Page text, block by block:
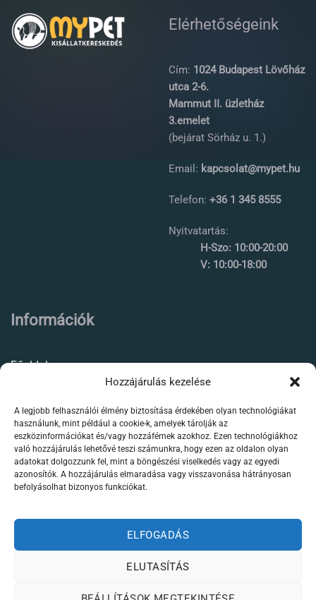
Hozzájárulás kezelése
A legjobb felhasználói élmény biztosítása érdekében olyan technológiákat
használunk, mint például a cookie-k, amelyek tárolják az
eszközinformációkat és/vagy hozzáférnek azokhoz. Ezen technológiákhoz
való hozzájárulás lehetővé teszi számunkra, hogy ezen az oldalon olyan
adatokat dolgozzunk fel, mint a böngészési viselkedés vagy az egyedi
azonosítók. A hozzájárulás elmaradása vagy visszavonása hátrányosan
befolyásolhat bizonyos funkciókat.
ELFOGADÁS
ELUTASÍTÁS
Elérhetőségeink
Cím: 1024 Budapest Lövőház
utca 2-6.
Mammut II. üzletház
3.emelet
(bejárat Sörház u. 1.)
Email: kapcsolat@mypet.hu
Telefon: +36 1 345 8555
Nyitvatartás:
H-Szo: 10:00-20:00
V: 10:00-18:00
Információk
Főoldal
Élőállat kereskedés
Forgalmazott termékeink
Szaktanácsadás /
Kapcsolat